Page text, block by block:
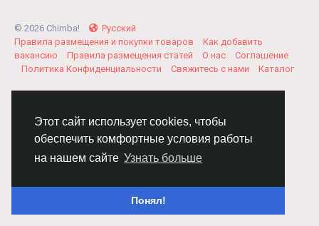
Этот сайт использует cookies, чтобы
обеспечить комфортные условия работы
на нашем сайте Узнать больше
Понял!
© 2026 Chimba!
Русский
Правила размещения и покупки товаров
Как добавить
вакансию
Правила размещения статей О нас
Соглашение
Политика Конфиденциальности
Свяжитесь с нами Каталог